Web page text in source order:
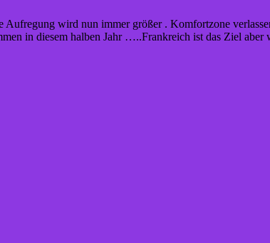
wird nun immer größer . Komfortzone
in diesem halben Jahr …..Frankreich ist das Ziel aber